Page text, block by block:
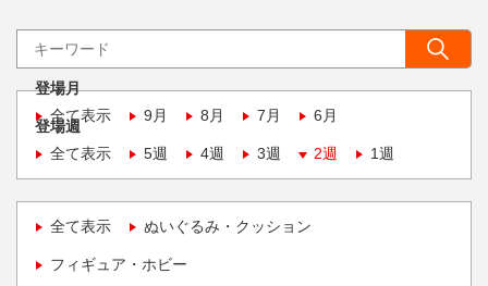
登場月
全て表示
9月 8月 7月 6月
登場週
全て表示
5週 4週 3週 2週 1週
全て表示 ぬいぐるみ・クッション
フィギュア・ホビー